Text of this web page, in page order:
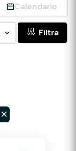
Calendario
Filtra